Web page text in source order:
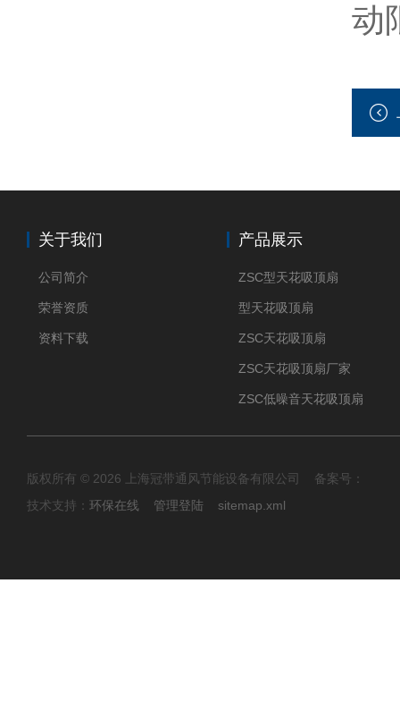
动
关于我们
公司简介
荣誉资质
资料下载
产品展示
ZSC型天花吸顶扇
型天花吸顶扇
ZSC天花吸顶扇
ZSC天花吸顶扇厂家
ZSC低噪音天花吸顶扇
版权所有 © 2026 上海冠带通风节能设备有限公司 备案号：
技术支持： 环保在线 管理登陆 sitemap.xml